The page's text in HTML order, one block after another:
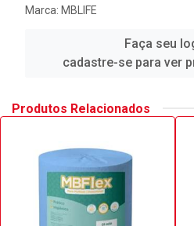
Marca: MBLIFE
Faça seu
cadastre-se para ver
Produtos Relacionados